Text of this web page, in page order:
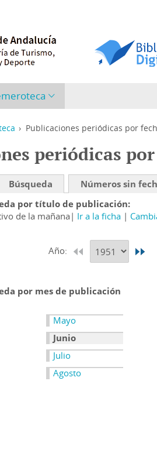
› Publicaciones periódicas por
periódicas
Búsqueda
Números sin
por título de publicación
de la mañana
Ir a la ficha
Año:
por mes de publicación
Mayo
Junio
Julio
Agosto